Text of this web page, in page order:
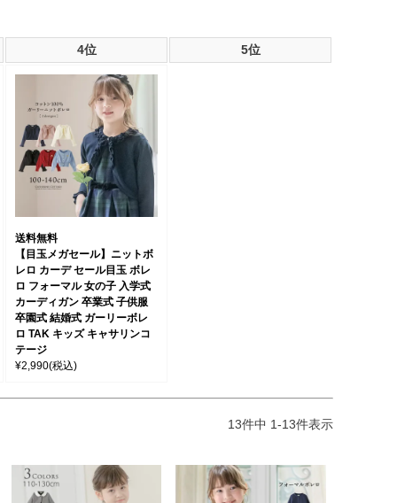
4位 5位
送料無料
【目玉メガセール】ニットボ
レロ カーデ セール目玉 ボレ
ロ フォーマル 女の子 入学式
カーディガン 卒業式 子供服
卒園式 結婚式 ガーリーボレ
ロ TAK キッズ キャサリンコ
テージ
¥2,990(税込)
13件中 1-13件表示